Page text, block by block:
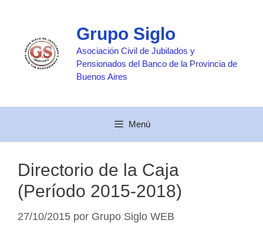
contenido
Grupo Siglo
Asociación Civil de Jubilados y
Pensionados del Banco de la Provincia de
Buenos Aires
Menú
Directorio de la Caja
(Período 2015-2018)
27/10/2015 por Grupo Siglo WEB